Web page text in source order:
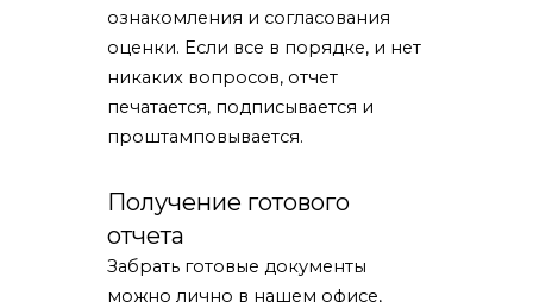
ознакомления и согласования
оценки. Если все в порядке, и нет
никаких вопросов, отчет
печатается, подписывается и
проштамповывается.
Получение готового
отчета
Забрать готовые документы
можно лично в нашем офисе,